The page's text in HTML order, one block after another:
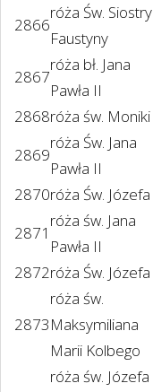
2866
róża Św. Siostry
Faustyny
2867
róża bł. Jana
Pawła II
2868róża św. Moniki
2869
róża Św. Jana
Pawła II
2870róża Św. Józefa
2871
róża św. Jana
Pawła II
2872róża Św. Józefa
2873
róża św.
Maksymiliana
Marii Kolbego
róża św. Józefa